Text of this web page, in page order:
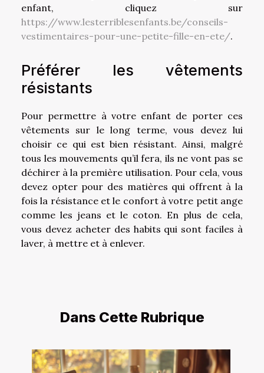
enfant, cliquez sur
https://www.lesterriblesenfants.be/conseils-
vestimentaires-pour-une-petite-fille-en-ete/.
Préférer les vêtements
résistants
Pour permettre à votre enfant de porter ces
vêtements sur le long terme, vous devez lui
choisir ce qui est bien résistant. Ainsi, malgré
tous les mouvements qu’il fera, ils ne vont pas se
déchirer à la première utilisation. Pour cela, vous
devez opter pour des matières qui offrent à la
fois la résistance et le confort à votre petit ange
comme les jeans et le coton. En plus de cela,
vous devez acheter des habits qui sont faciles à
laver, à mettre et à enlever.
Dans Cette Rubrique